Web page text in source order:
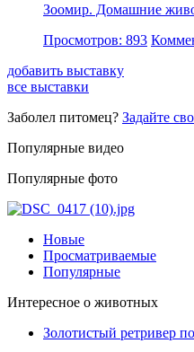
Зоомир. Домашние
Просмотров: 893
добавить выставку
все выставки
Заболел питомец? Задайте
Популярные видео
Популярные фото
Новые
Просматриваемые
Популярные
Интересное о животных
Золотистый ретривер